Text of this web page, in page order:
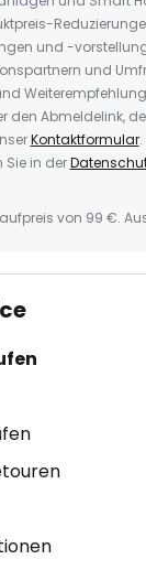
und -
und
den Abmeldelink,
Kontaktformular.
Sie in der
von 99 €.